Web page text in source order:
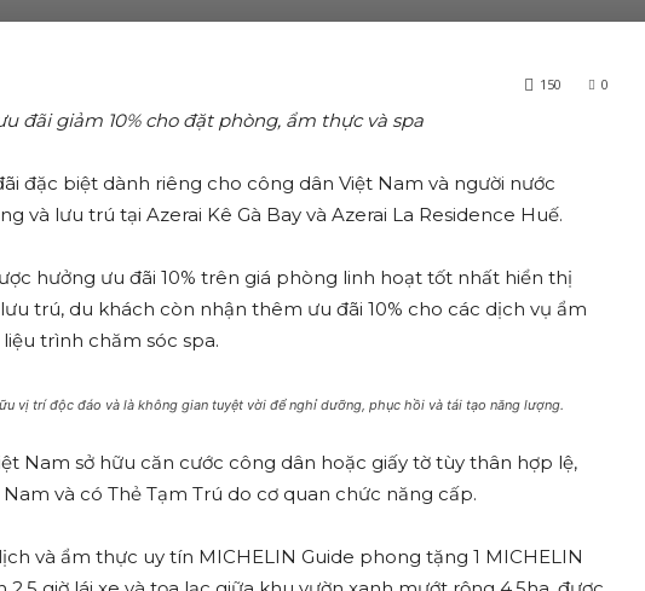
0
150
đãi giảm 10% cho đặt phòng, ẩm thực và spa
đặc biệt dành riêng cho công dân Việt Nam và người nước
và lưu trú tại Azerai Kê Gà Bay và Azerai La Residence Huế.
hưởng ưu đãi 10% trên giá phòng linh hoạt tốt nhất hiển thị
trú, du khách còn nhận thêm ưu đãi 10% cho các dịch vụ ẩm
trình chăm sóc spa.
vị trí độc đáo và là không gian tuyệt vời để nghỉ dưỡng, phục hồi và tái tạo năng lượng.
Nam sở hữu căn cước công dân hoặc giấy tờ tùy thân hợp lệ,
và có Thẻ Tạm Trú do cơ quan chức năng cấp.
và ẩm thực uy tín MICHELIN Guide phong tặng 1 MICHELIN